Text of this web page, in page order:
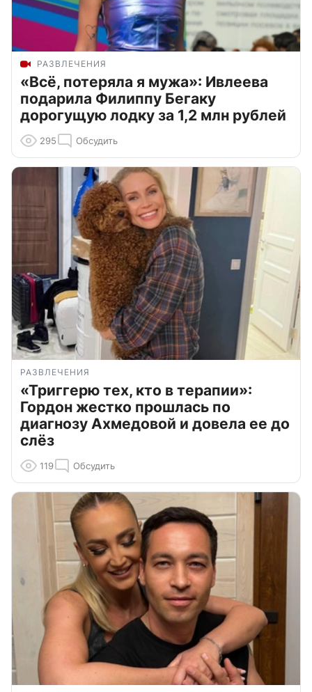
РАЗВЛЕЧЕНИЯ
«Всё, потеряла я мужа»: Ивлеева
подарила Филиппу Бегаку
дорогущую лодку за 1,2 млн рублей
295 Обсудить
РАЗВЛЕЧЕНИЯ
«Триггерю тех, кто в терапии»:
Гордон жестко прошлась по
диагнозу Ахмедовой и довела ее до
слёз
119 Обсудить